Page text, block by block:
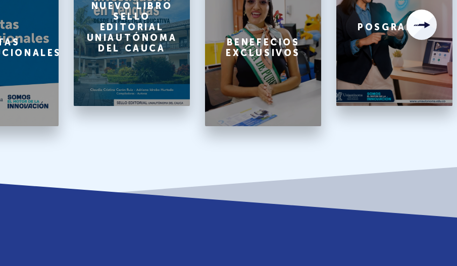
NUEVO LIBRO
SELLO
EDITORIAL
UNIAUTÓNOMA
DEL CAUCA
BENEFECIOS
EXCLUSIVOS
POSGRADOS